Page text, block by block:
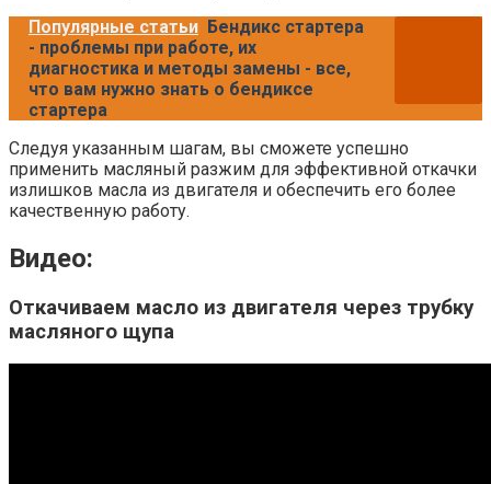
Популярные статьи Бендикс стартера
- проблемы при работе, их
диагностика и методы замены - все,
что вам нужно знать о бендиксе
стартера
Следуя указанным шагам, вы сможете успешно
применить масляный разжим для эффективной откачки
излишков масла из двигателя и обеспечить его более
качественную работу.
Видео:
Откачиваем масло из двигателя через трубку
масляного щупа